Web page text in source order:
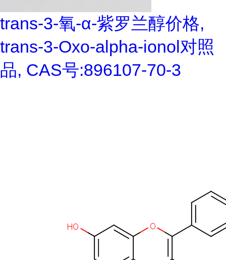
trans-3-氧-α-紫罗兰醇价格,
trans-3-Oxo-alpha-ionol对照
品, CAS号:896107-70-3